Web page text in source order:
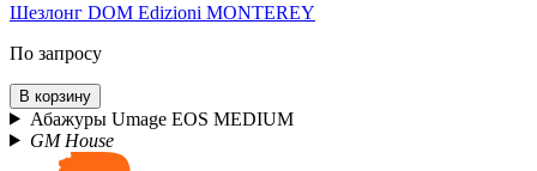
Шезлонг DOM Edizioni MONTEREY
По запросу
В корзину
Абажуры Umage EOS MEDIUM
GM House